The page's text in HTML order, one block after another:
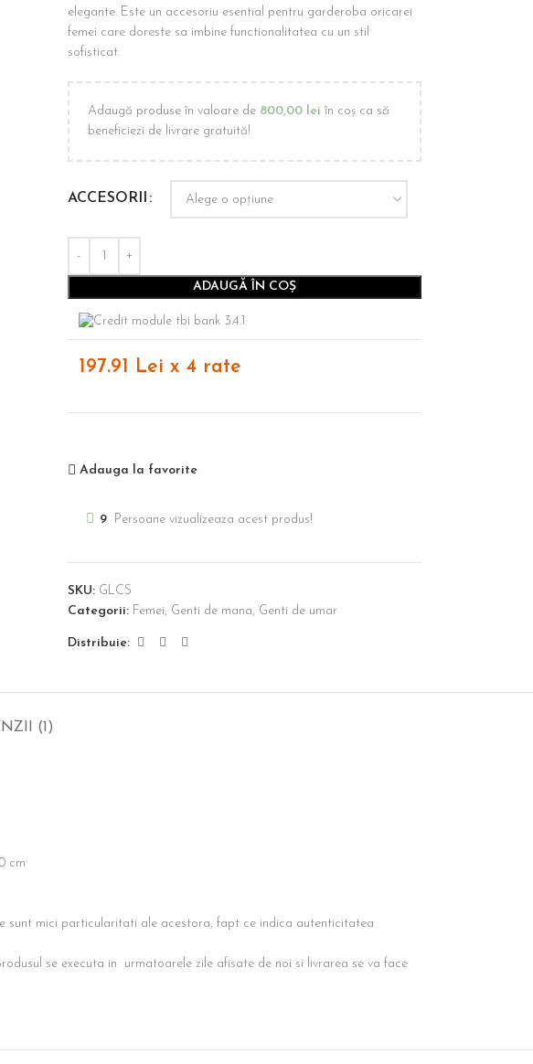
elegante. Este un accesoriu esential pentru garderoba oricarei
femei care doreste sa imbine functionalitatea cu un stil
sofisticat.
Adaugă produse în valoare de 800,00 lei în coș ca să
beneficiezi de livrare gratuită!
ACCESORII
ADAUGĂ ÎN COȘ
197.91 Lei x 4 rate
Adauga la favorite
9 Persoane vizualizeaza acest produs!
SKU: GLCS
Categorii: Femei, Genti de mana, Genti de umar
Distribuie:
(1)
cm
sunt mici particularitati ale acestora, fapt ce indica autenticitatea
se executa in urmatoarele zile afisate de noi si livrarea se va face